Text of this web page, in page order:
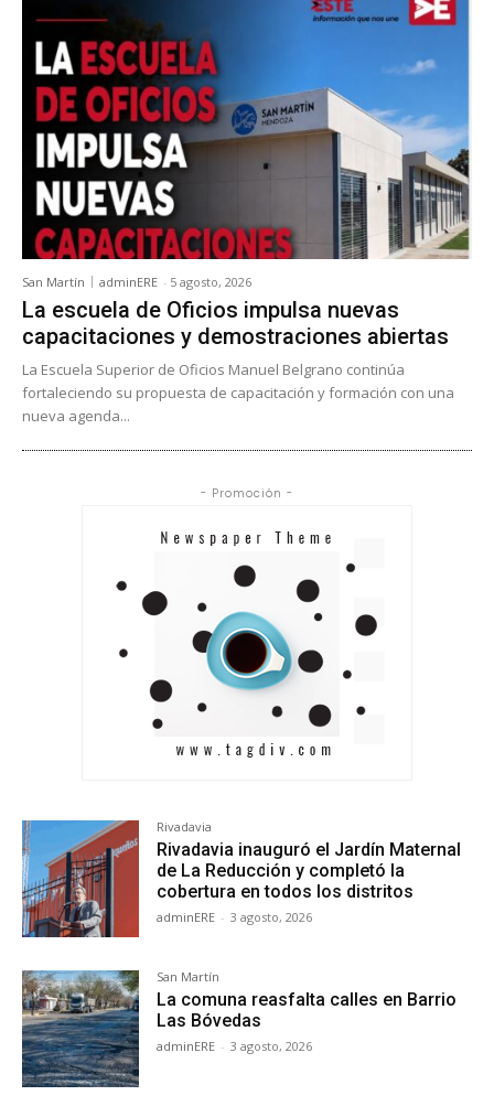
San Martín adminERE - 5 agosto, 2026
La escuela de Oficios impulsa nuevas
capacitaciones y demostraciones abiertas
La Escuela Superior de Oficios Manuel Belgrano continúa
fortaleciendo su propuesta de capacitación y formación con una
nueva agenda...
- Promoción -
Rivadavia
Rivadavia inauguró el Jardín Maternal
de La Reducción y completó la
cobertura en todos los distritos
adminERE - 3 agosto, 2026
San Martín
La comuna reasfalta calles en Barrio
Las Bóvedas
adminERE - 3 agosto, 2026